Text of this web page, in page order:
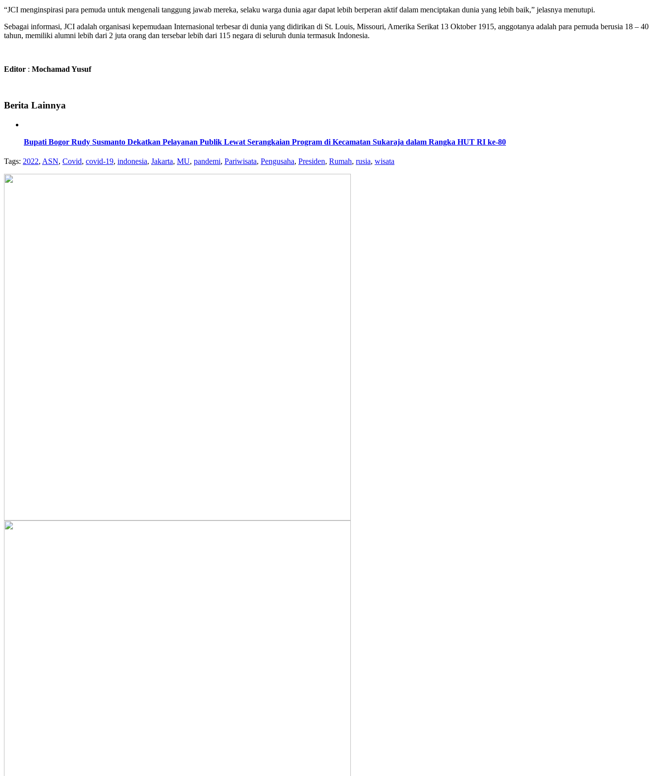
“JCI menginspirasi para pemuda untuk mengenali tanggung jawab mereka, selaku warga dunia agar dapat lebih berperan aktif dalam menciptakan dunia yang lebih baik,” jelasnya menutupi.
Sebagai informasi, JCI adalah organisasi kepemudaan Internasional terbesar di dunia yang didirikan di St. Louis, Missouri, Amerika Serikat 13 Oktober 1915, anggotanya adalah para pemuda berusia 18 – 40
tahun, memiliki alumni lebih dari 2 juta orang dan tersebar lebih dari 115 negara di seluruh dunia termasuk Indonesia.
Editor : Mochamad Yusuf
Berita Lainnya
Bupati Bogor Rudy Susmanto Dekatkan Pelayanan Publik Lewat Serangkaian Program di Kecamatan Sukaraja dalam Rangka HUT RI ke-80
Tags: 2022, ASN, Covid, covid-19, indonesia, Jakarta, MU, pandemi, Pariwisata, Pengusaha, Presiden, Rumah, rusia, wisata